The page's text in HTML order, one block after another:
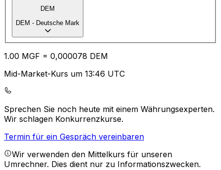
DEM
DEM - Deutsche Mark
1.00 MGF = 0,000078 DEM
Mid-Market-Kurs um 13:46 UTC
Sprechen Sie noch heute mit einem Währungsexperten.
Wir schlagen Konkurrenzkurse.
Termin für ein Gespräch vereinbaren
Wir verwenden den Mittelkurs für unseren
Umrechner. Dies dient nur zu Informationszwecken.